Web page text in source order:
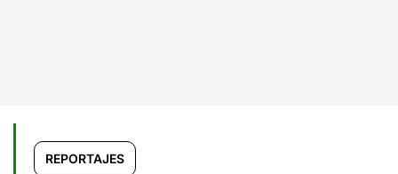
REPORTAJES